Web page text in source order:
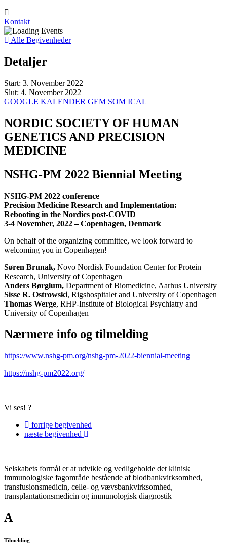
Kontakt
Alle Begivenheder
Detaljer
Start: 3. November 2022
Slut: 4. November 2022
GOOGLE KALENDER GEM SOM ICAL
NORDIC SOCIETY OF HUMAN
GENETICS AND PRECISION
MEDICINE
NSHG-PM 2022 Biennial Meeting
NSHG-PM 2022 conference
Precision Medicine Research and Implementation:
Rebooting in the Nordics post-COVID
3-4 November, 2022 – Copenhagen, Denmark
On behalf of the organizing committee, we look forward to
welcoming you in Copenhagen!
Søren Brunak, Novo Nordisk Foundation Center for Protein
Research, University of Copenhagen
Anders Børglum, Department of Biomedicine, Aarhus University
Sisse R. Ostrowski, Rigshospitalet and University of Copenhagen
Thomas Werge, RHP-Institute of Biological Psychiatry and
University of Copenhagen
Nærmere info og tilmelding
https://www.nshg-pm.org/nshg-pm-2022-biennial-meeting
https://nshg-pm2022.org/
Vi ses! ?
forrige begivenhed
næste begivenhed
Selskabets formål er at udvikle og vedligeholde det klinisk
immunologiske fagområde bestående af blodbankvirksomhed,
transfusionsmedicin, celle- og vævsbankvirksomhed,
transplantationsmedicin og immunologisk diagnostik
A
Tilmelding